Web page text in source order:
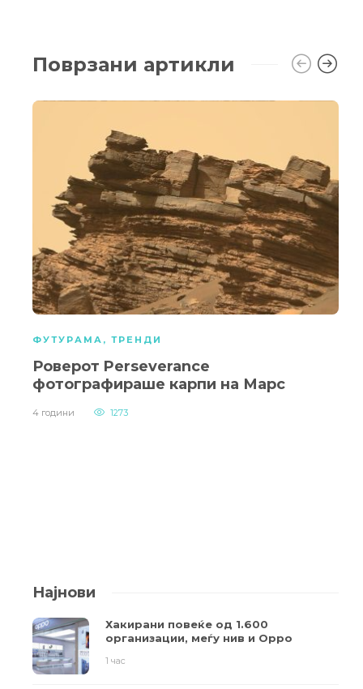
Поврзани артикли
ФУТУРАМА , ТРЕНДИ
Роверот Perseverance
фотографираше карпи на Марс
4 години 1273
Најнови
Хакирани повеќе од 1.600
организации, меѓу нив и Oppo
1 час